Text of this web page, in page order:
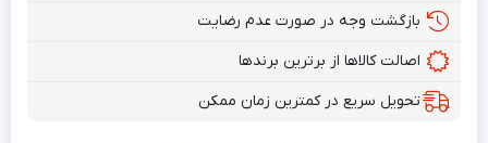
بازگشت وجه در صورت عدم رضایت
اصالت کالاها از برترین برندها
تحویل سریع در کمترین زمان ممکن